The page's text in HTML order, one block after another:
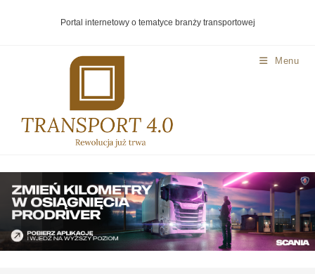
Portal internetowy o tematyce branży transportowej
Menu